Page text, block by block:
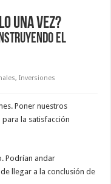
una vez?
el
,Inversiones
Poner nuestros
para la satisfacción
Podrían andar
llegar a la conclusión de